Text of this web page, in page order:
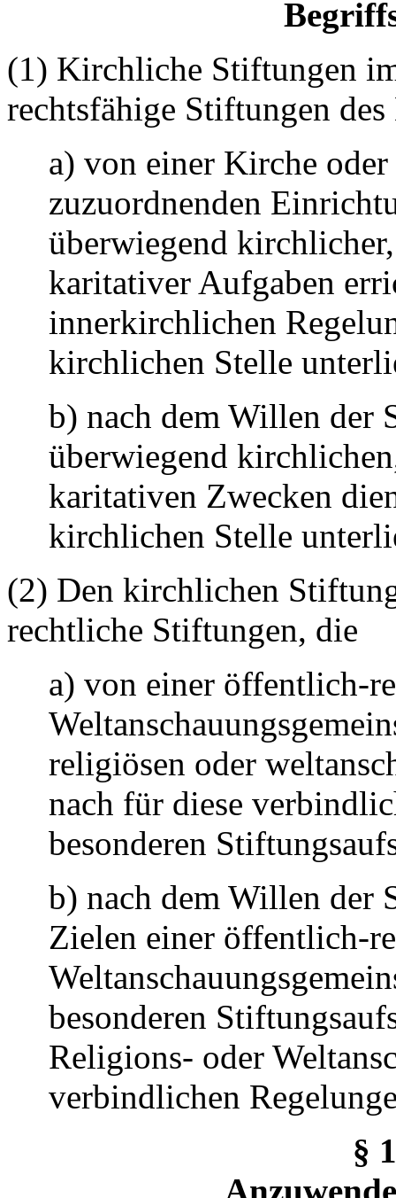
(1) Kirchliche Stiftungen
rechtsfähige Stiftungen
a) von einer Kirche
zuzuordnenden
überwiegend
karitativer Aufgaben
innerkirchlichen
kirchlichen Stelle
b) nach dem Willen der
überwiegend
karitativen Zwecken
kirchlichen Stelle
(2) Den kirchlichen
rechtliche Stiftungen, die
a) von einer öffentlich-
religiösen oder
nach für diese
besonderen
b) nach dem Willen der
Zielen einer öffentlich-
besonderen
Religions- oder
verbindlichen
§